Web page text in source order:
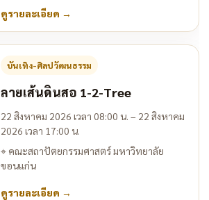
ดูรายละเอียด →
บันเทิง-ศิลปวัฒนธรรม
ลายเส้นดินสอ 1-2-Tree
22 สิงหาคม 2026 เวลา 08:00 น. – 22 สิงหาคม
2026 เวลา 17:00 น.
⌖ คณะสถาปัตยกรรมศาสตร์ มหาวิทยาลัย
ขอนแก่น
ดูรายละเอียด →